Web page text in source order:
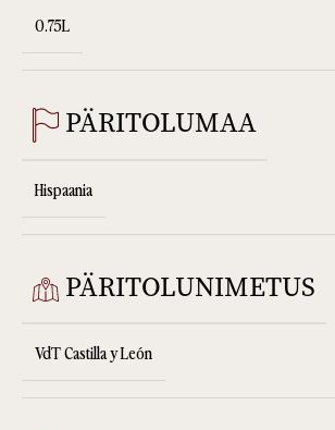
0.75L
PÄRITOLUMAA
Hispaania
PÄRITOLUNIMETUS
VdT Castilla y León